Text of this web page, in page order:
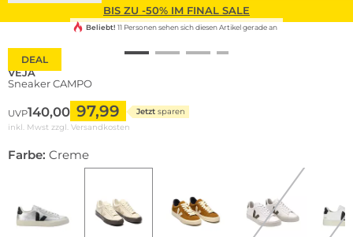
BIS ZU -50% IM FINAL SALE
DEAL
Beliebt! 11 Personen sehen sich diesen Artikel gerade an
VEJA
Sneaker CAMPO
UVP140,00 97,99 Jetzt sparen
inkl. Mwst zzgl. Versandkosten
Farbe: Creme